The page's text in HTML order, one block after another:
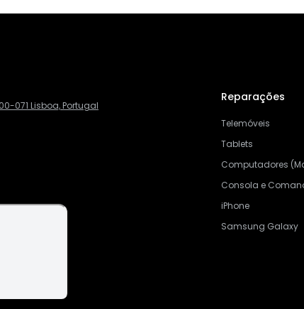
071 Lisboa, Portugal
Reparações
Telemóveis
Tablets
Computadores
Consola e
iPhone
Samsung Galaxy